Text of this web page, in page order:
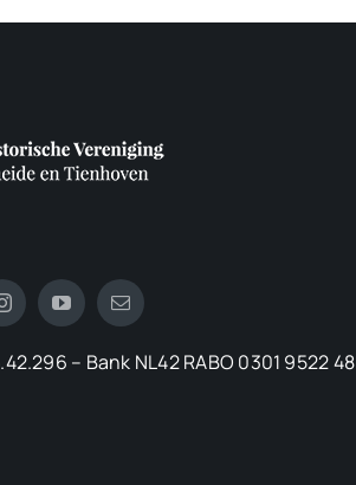
– Bank NL42 RABO 0301 9522 48